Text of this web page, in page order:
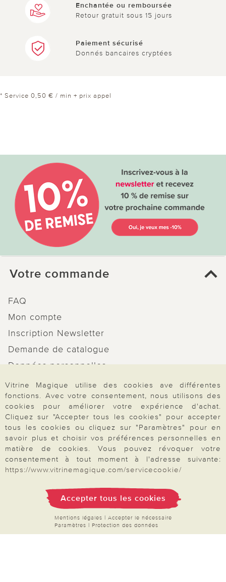
Enchantée ou remboursée
Retour gratuit sous 15 jours
Paiement sécurisé
Donnés bancaires cryptées
* Service 0,50 € / min + prix appel
Votre commande
FAQ
Mon compte
Inscription Newsletter
Demande de catalogue
Données personnelles
Droit de rétractation
Rétractation
Paiement & Livraison
À propos de nous
Besoin d'aide?
Vitrine Magique utilise des cookies ave différentes
fonctions. Avec votre consentement, nous utilisons des
cookies pour améliorer votre expérience d'achat.
Cliquez sur "Accepter tous les cookies" pour accepter
tous les cookies ou cliquez sur "Paramètres" pour en
savoir plus et choisir vos préférences personnelles en
matière de cookies. Vous pouvez révoquer votre
consentement à tout moment à l'adresse suivante:
https://www.vitrinemagique.com/servicecookie/
Accepter tous les cookies
Mentions légales | Accepter le nécessaire
Paramètres | Protection des données